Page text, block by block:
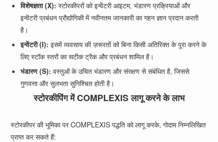
विशेषज्ञता (X): स्टोरकीपरों को इन्वेंटरी आइटम, भंडारण प्रक्रियाओं और
इन्वेंटरी प्रबंधन प्रौद्योगिकी में नवीनतम जानकारी का गहन ज्ञान प्रदान करती
है।
इन्वेंटरी (I): इसमें व्यवसाय की ज़रूरतों को बिना किसी अतिरिक्त के पूरा करने के
लिए स्टॉक स्तरों का सटीक ट्रैक और प्रबंधन शामिल है।
भंडारण (S): वस्तुओं के उचित भंडारण और संरक्षण से संबंधित है, जिससे
गुणवत्ता और सुलभता सुनिश्चित होती है।
स्टोरकीपिंग में COMPLEXIS लागू करने के लाभ
स्टोरकीपर की भूमिका पर COMPLEXIS पद्धति को लागू करके, गोदाम निम्नलिखित
प्राप्त कर सकते हैं: